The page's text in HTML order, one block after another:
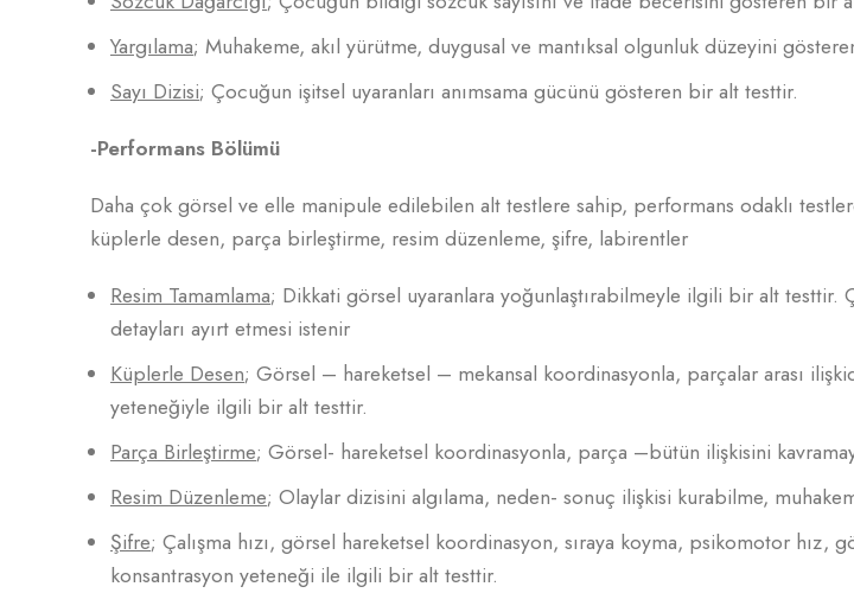
Yargılama; Muhakeme, akıl yürütme, duygusal ve mantıksal olgunluk düzeyini
Sayı Dizisi; Çocuğun işitsel uyaranları anımsama gücünü gösteren bir alt testtir.
-Performans Bölümü
Daha çok görsel ve elle manipule edilebilen alt testlere sahip, performans odaklı
küplerle desen, parça birleştirme, resim düzenleme, şifre, labirentler
Resim Tamamlama; Dikkati görsel uyaranlara yoğunlaştırabilmeyle ilgili bir alt testtir.
detayları ayırt etmesi istenir
Küplerle Desen; Görsel – hareketsel – mekansal koordinasyonla, parçalar arası
yeteneğiyle ilgili bir alt testtir.
Parça Birleştirme; Görsel- hareketsel koordinasyonla, parça –bütün ilişkisini
Resim Düzenleme; Olaylar dizisini algılama, neden- sonuç ilişkisi kurabilme,
Şifre; Çalışma hızı, görsel hareketsel koordinasyon, sıraya koyma, psikomotor hız,
konsantrasyon yeteneği ile ilgili bir alt testtir.